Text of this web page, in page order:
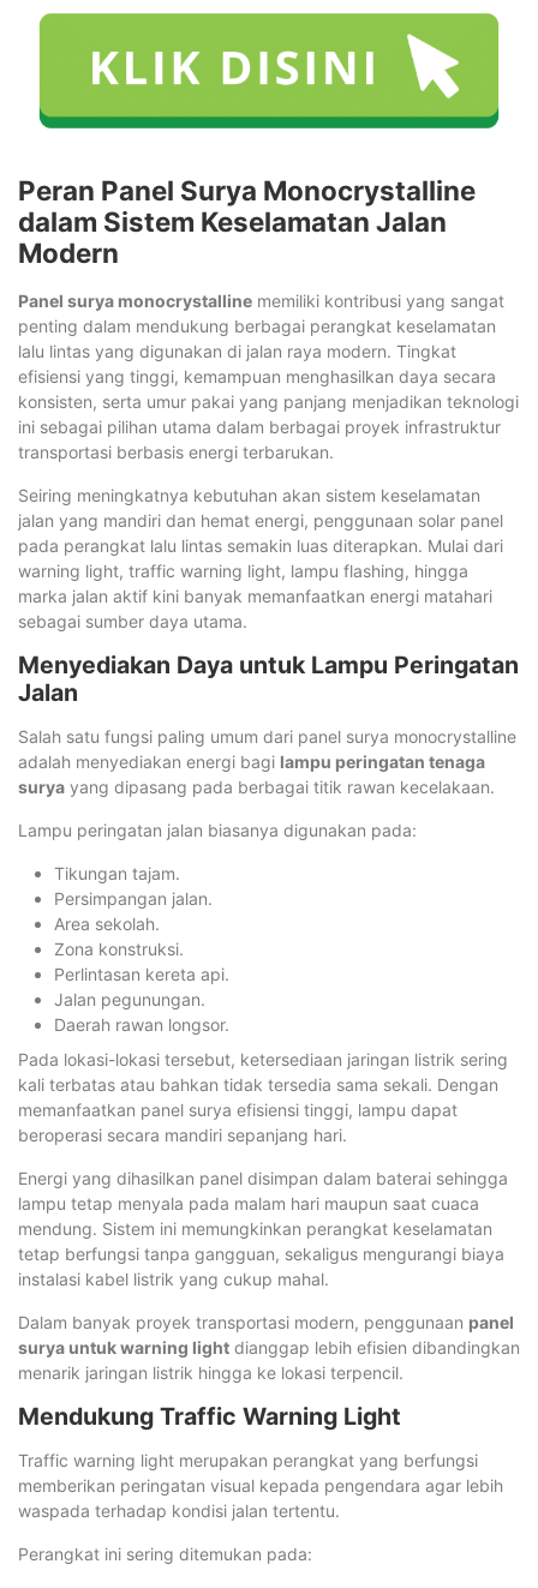
Peran Panel Surya Monocrystalline
dalam Sistem Keselamatan Jalan
Modern
Panel surya monocrystalline memiliki kontribusi yang sangat
penting dalam mendukung berbagai perangkat keselamatan
lalu lintas yang digunakan di jalan raya modern. Tingkat
efisiensi yang tinggi, kemampuan menghasilkan daya secara
konsisten, serta umur pakai yang panjang menjadikan teknologi
ini sebagai pilihan utama dalam berbagai proyek infrastruktur
transportasi berbasis energi terbarukan.
Seiring meningkatnya kebutuhan akan sistem keselamatan
jalan yang mandiri dan hemat energi, penggunaan solar panel
pada perangkat lalu lintas semakin luas diterapkan. Mulai dari
warning light, traffic warning light, lampu flashing, hingga
marka jalan aktif kini banyak memanfaatkan energi matahari
sebagai sumber daya utama.
Menyediakan Daya untuk Lampu Peringatan
Jalan
Salah satu fungsi paling umum dari panel surya monocrystalline
adalah menyediakan energi bagi lampu peringatan tenaga
surya yang dipasang pada berbagai titik rawan kecelakaan.
Lampu peringatan jalan biasanya digunakan pada:
Tikungan tajam.
Persimpangan jalan.
Area sekolah.
Zona konstruksi.
Perlintasan kereta api.
Jalan pegunungan.
Daerah rawan longsor.
Pada lokasi-lokasi tersebut, ketersediaan jaringan listrik sering
kali terbatas atau bahkan tidak tersedia sama sekali. Dengan
memanfaatkan panel surya efisiensi tinggi, lampu dapat
beroperasi secara mandiri sepanjang hari.
Energi yang dihasilkan panel disimpan dalam baterai sehingga
lampu tetap menyala pada malam hari maupun saat cuaca
mendung. Sistem ini memungkinkan perangkat keselamatan
tetap berfungsi tanpa gangguan, sekaligus mengurangi biaya
instalasi kabel listrik yang cukup mahal.
Dalam banyak proyek transportasi modern, penggunaan panel
surya untuk warning light dianggap lebih efisien dibandingkan
menarik jaringan listrik hingga ke lokasi terpencil.
Mendukung Traffic Warning Light
Traffic warning light merupakan perangkat yang berfungsi
memberikan peringatan visual kepada pengendara agar lebih
waspada terhadap kondisi jalan tertentu.
Perangkat ini sering ditemukan pada: